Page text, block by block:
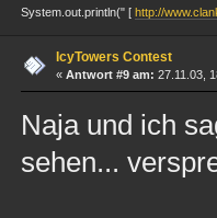
System.out.println(" [ http://
IcyTowers Contest
« Antwort #9 am: 27.11.03,
Naja und ich
sehen...